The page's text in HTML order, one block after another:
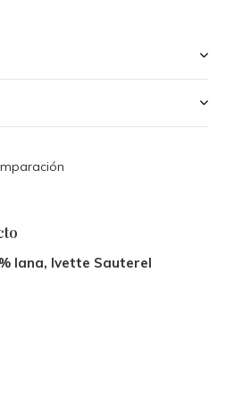
lana, Ivette Sauterel